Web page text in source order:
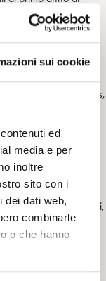
sui cookie
ed
media e per
inoltre
sito con i
dei dati web,
combinarle
o che hanno
è parlato dei
diversi Paesi.
da Juliana Vamos,
di una donna in
rappresentanti italiani,
IPSO